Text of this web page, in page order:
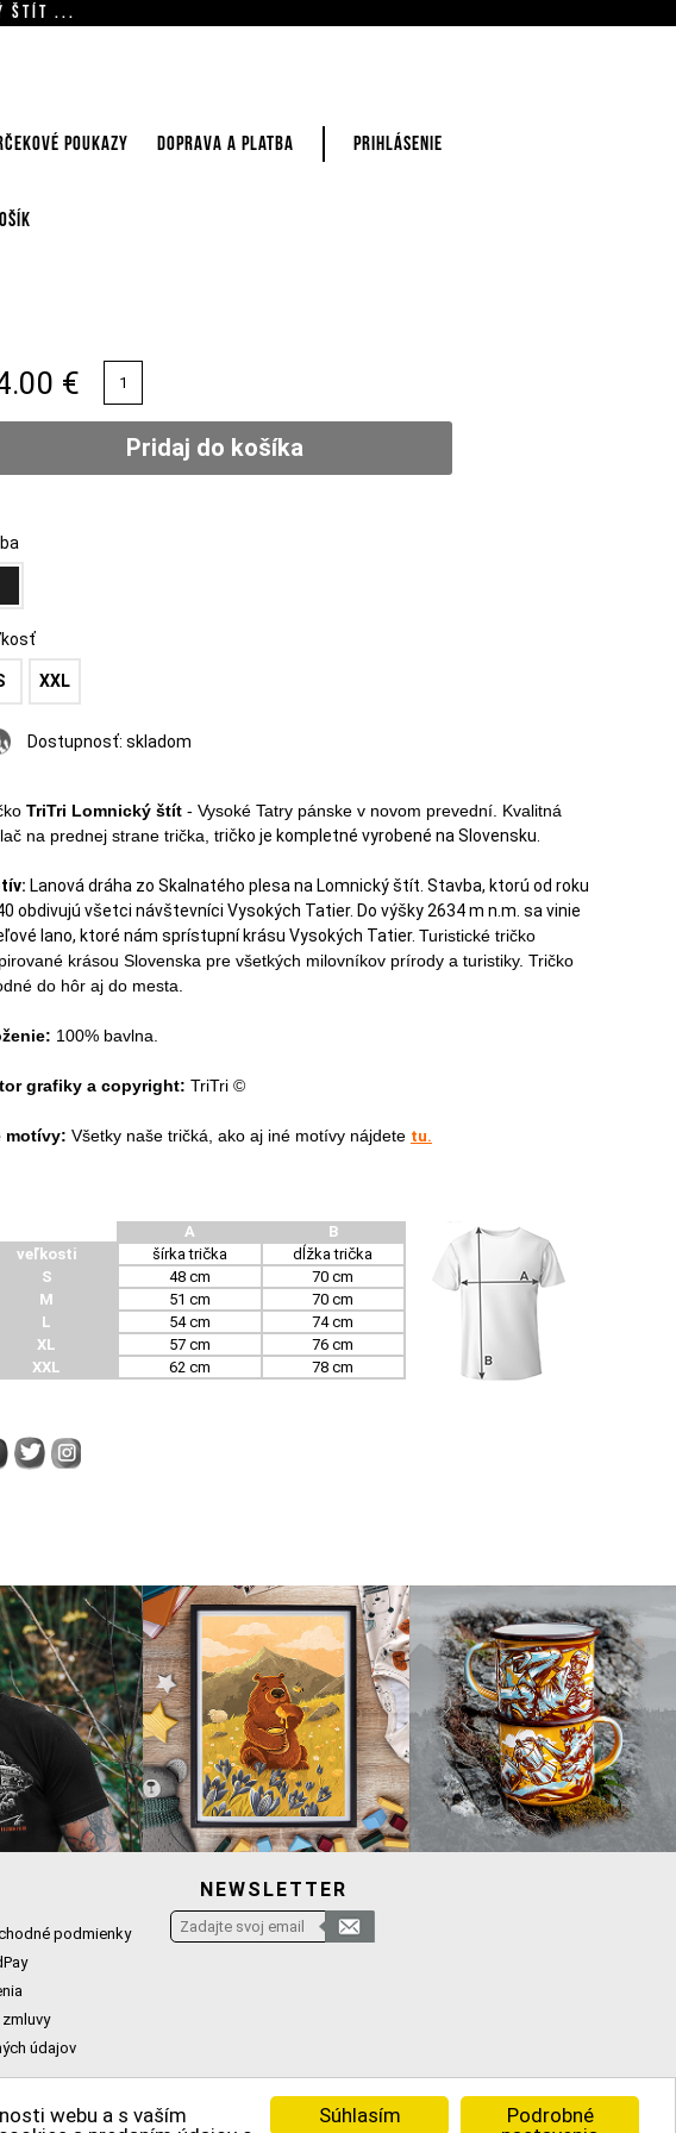
Podrobné
Súhlasím
webu a s vaším
štít ...
POUKAZY DOPRAVA A PLATBA PRIHLÁSENIE
€
XXL
Dostupnosť: skladom
TriTri Lomnický štít - Vysoké Tatry pánske v novom prevední. Kvalitná
na prednej strane trička, tričko je kompletné vyrobené na Slovensku.
Lanová dráha zo Skalnatého plesa na Lomnický štít. Stavba, ktorú od roku
obdivujú všetci návštevníci Vysokých Tatier. Do výšky 2634 m n.m. sa vinie
lano, ktoré nám sprístupní krásu Vysokých Tatier. Turistické tričko
krásou Slovenska pre všetkých milovníkov prírody a turistiky. Tričko
do hôr aj do mesta.
100% bavlna.
grafiky a copyright: TriTri ©
motívy: Všetky naše tričká, ako aj iné motívy nájdete tu.
A
B
veľkosti
šírka trička
dĺžka trička
S
48 cm
70 cm
M
51 cm
70 cm
L
54 cm
74 cm
XL
57 cm
76 cm
XXL
62 cm 78 cm
podmienky
údajov
NEWSLETTER